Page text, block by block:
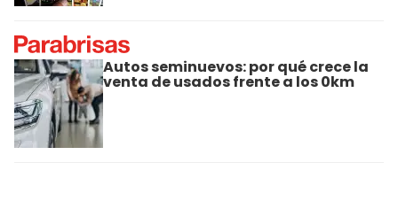
Autos seminuevos: por qué crece la
venta de usados frente a los 0km